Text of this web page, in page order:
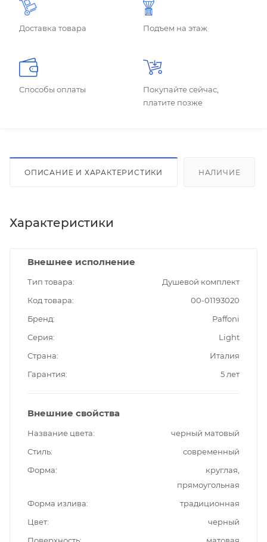
Доставка товара Подъем на этаж
Способы оплаты
Покупайте сейчас,
платите позже
ОПИСАНИЕ И ХАРАКТЕРИСТИКИ НАЛИЧИЕ
Характеристики
Внешнее исполнение
Тип товара
Душевой комплект
Код товара
00-01193020
Бренд
Paffoni
Серия
Light
Страна
Италия
Гарантия
5 лет
Внешние свойства
Название цвета
черный матовый
Стиль
современный
Форма
круглая,
прямоугольная
Форма излива
традиционная
Цвет
черный